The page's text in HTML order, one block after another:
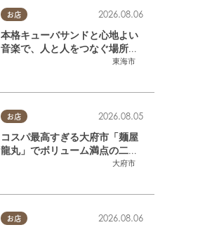
お店
東海市
2026.08.06
本格キューバサンドと心地よい
音楽で、人と人をつなぐ場所。
東海市「JAMMIN'STANDHOU
お店
大府市
2026.08.05
コスパ最高すぎる大府市「麺屋
龍丸」でボリューム満点の二郎
系ラーメンを堪能してきた
お店 2026.08.06